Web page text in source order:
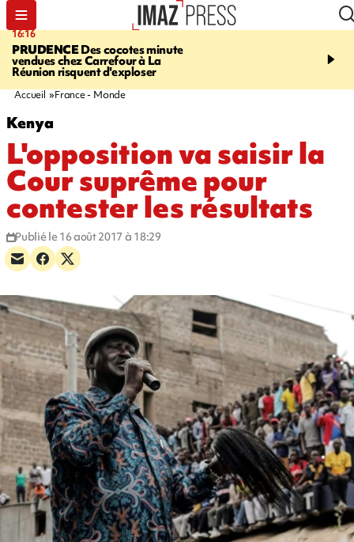
16:16
PRUDENCEDes cocotes minute
vendues chez Carrefour à La
Réunion risquent d'exploser
20:06
l'Asie, mort d'une
Accueil France - Monde
Kenya
L'opposition va saisir la
Cour suprême pour
contester les résultats
Publié le 16 août 2017 à 18:29